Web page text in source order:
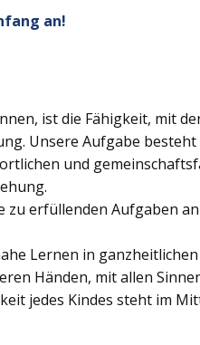
an!
ist die Fähigkeit, mit
Unsere Aufgabe
und
erfüllenden Aufgaben
Lernen in
Händen, mit allen
jedes Kindes steht im